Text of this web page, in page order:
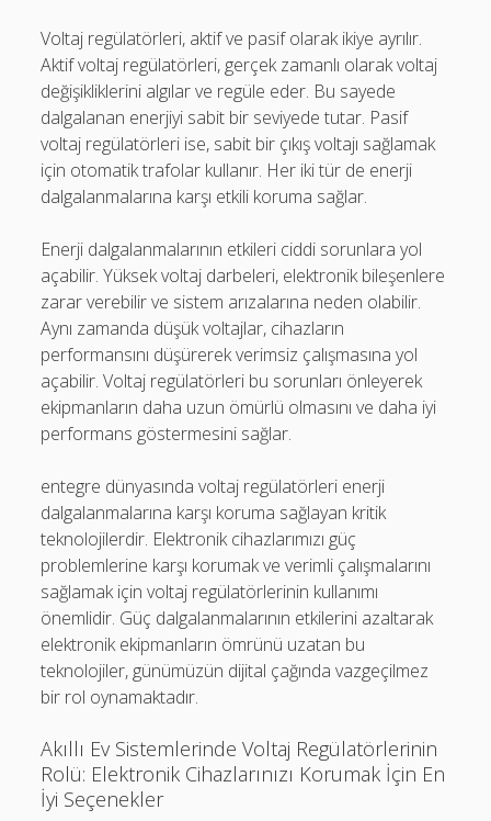
Voltaj regülatörleri, aktif ve pasif olarak ikiye ayrılır.
Aktif voltaj regülatörleri, gerçek zamanlı olarak voltaj
değişikliklerini algılar ve regüle eder. Bu sayede
dalgalanan enerjiyi sabit bir seviyede tutar. Pasif
voltaj regülatörleri ise, sabit bir çıkış voltajı sağlamak
için otomatik trafolar kullanır. Her iki tür de enerji
dalgalanmalarına karşı etkili koruma sağlar.
Enerji dalgalanmalarının etkileri ciddi sorunlara yol
açabilir. Yüksek voltaj darbeleri, elektronik bileşenlere
zarar verebilir ve sistem arızalarına neden olabilir.
Aynı zamanda düşük voltajlar, cihazların
performansını düşürerek verimsiz çalışmasına yol
açabilir. Voltaj regülatörleri bu sorunları önleyerek
ekipmanların daha uzun ömürlü olmasını ve daha iyi
performans göstermesini sağlar.
entegre dünyasında voltaj regülatörleri enerji
dalgalanmalarına karşı koruma sağlayan kritik
teknolojilerdir. Elektronik cihazlarımızı güç
problemlerine karşı korumak ve verimli çalışmalarını
sağlamak için voltaj regülatörlerinin kullanımı
önemlidir. Güç dalgalanmalarının etkilerini azaltarak
elektronik ekipmanların ömrünü uzatan bu
teknolojiler, günümüzün dijital çağında vazgeçilmez
bir rol oynamaktadır.
Akıllı Ev Sistemlerinde Voltaj Regülatörlerinin
Rolü: Elektronik Cihazlarınızı Korumak İçin En
İyi Seçenekler